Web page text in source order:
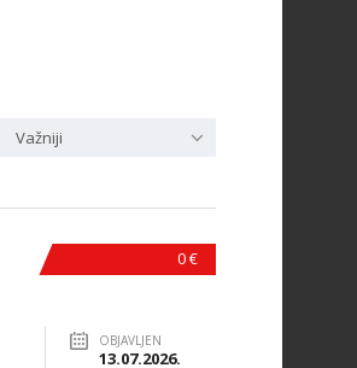
Važniji
0 €
OBJAVLJEN
13.07.2026.